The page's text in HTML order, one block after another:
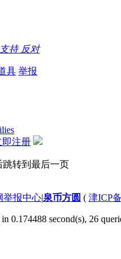
支持 反对
具 举报
即注册
跳转到最后一页
举报中心|泉币方圆 ( 津ICP
in 0.174488 second(s), 26